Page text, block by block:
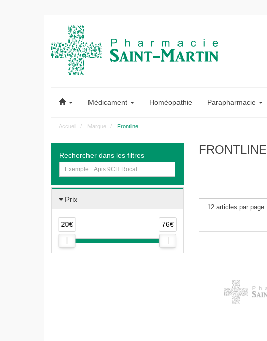
Saint-
Martin
Pharmacie
Saint-
Martin
Amiens
Médicament Homéopathie Parapharmacie
Accueil Marque Frontline
FRONTLINE
Rechercher dans les filtres
Prix
20€ 76€